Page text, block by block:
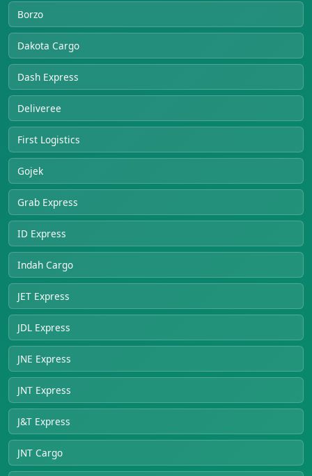
Borzo
Dakota Cargo
Dash Express
Deliveree
First Logistics
Gojek
Grab Express
ID Express
Indah Cargo
JET Express
JDL Express
JNE Express
JNT Express
J&T Express
JNT Cargo